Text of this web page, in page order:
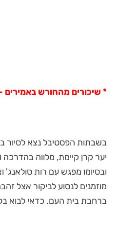
* שיכורים מהחורש באמירים - 30.5, 6.6 (גליל
בשבתות הפסטיבל נצא לסיור
יער קרן קיימת, מלווה
ובסיומו מפגש עם רות סולאנג'
מוזמנים לנסוע לביקור אצל
ברחבת בית העם. כדאי לבוא